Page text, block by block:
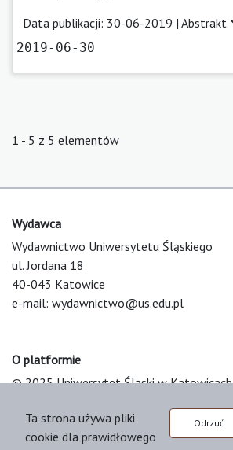
Data publikacji: 30-06-2019 | Abstrakt
2019-06-30
1 - 5 z 5 elementów
Wydawca
Wydawnictwo Uniwersytetu Śląskiego
ul. Jordana 18
40-043 Katowice
e-mail: wydawnictwo@us.edu.pl
O platformie
© 2025 Uniwersytet Śląski w Katowicach
Platform & Workflow by OJS/PKP
Ta strona używa pliki
cookie dla prawidłowego
Odrzuć